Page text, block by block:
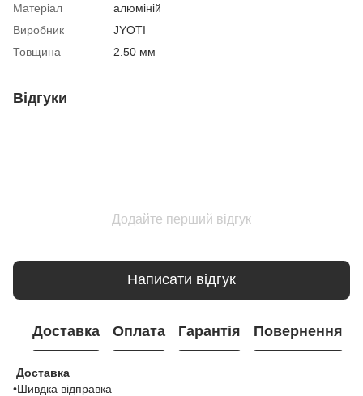
Матеріал
алюміній
Виробник
JYOTI
Товщина
2.50 мм
Відгуки
Додайте перший відгук
Написати відгук
Доставка Оплата Гарантія Повернення
Доставка
•Шивдка відправка